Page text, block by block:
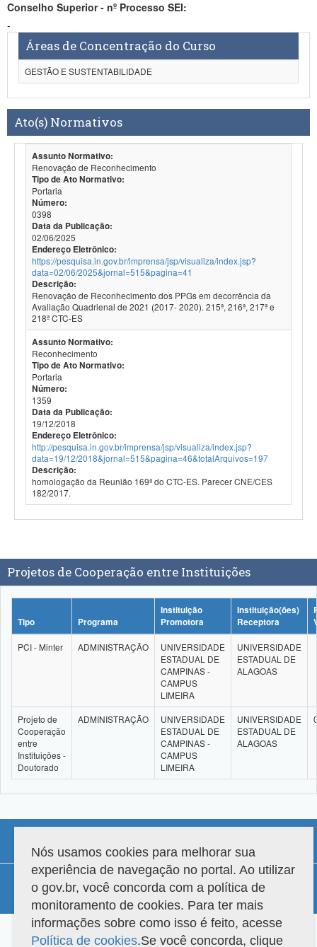
Conselho Superior - nº Processo SEI:
-
Áreas de Concentração do Curso
GESTÃO E SUSTENTABILIDADE
Ato(s) Normativos
Assunto Normativo:
Renovação de Reconhecimento
Tipo de Ato Normativo:
Portaria
Número:
0398
Data da Publicação:
02/06/2025
Endereço Eletrônico:
https://pesquisa.in.gov.br/imprensa/jsp/visualiza/index.jsp?
data=02/06/2025&jornal=515&pagina=41
Descrição:
Renovação de Reconhecimento dos PPGs em decorrência da
Avaliação Quadrienal de 2021 (2017- 2020). 215ª, 216ª, 217ª e
218ª CTC-ES
Assunto Normativo:
Reconhecimento
Tipo de Ato Normativo:
Portaria
Número:
1359
Data da Publicação:
19/12/2018
Endereço Eletrônico:
http://pesquisa.in.gov.br/imprensa/jsp/visualiza/index.jsp?
data=19/12/2018&jornal=515&pagina=46&totalArquivos=197
Descrição:
homologação da Reunião 169ª do CTC-ES. Parecer CNE/CES
182/2017.
Projetos de Cooperação entre Instituições
Tipo Programa
Instituição
Promotora
Instituição(ões)
Receptora
PCI - Minter ADMINISTRAÇÃO
UNIVERSIDADE
ESTADUAL DE
CAMPINAS -
CAMPUS
LIMEIRA
UNIVERSIDADE
ESTADUAL DE
ALAGOAS
Projeto de
Cooperação
entre
Instituições -
Doutorado
ADMINISTRAÇÃO
UNIVERSIDADE
ESTADUAL DE
CAMPINAS -
CAMPUS
LIMEIRA
UNIVERSIDADE
ESTADUAL DE
ALAGOAS
Compatibilidade
Versão do sistema: 3.88.9 Copyright 2022 Capes. Todos os direitos reservados.
Nós usamos cookies para melhorar sua
experiência de navegação no portal. Ao utilizar
o gov.br, você concorda com a política de
monitoramento de cookies. Para ter mais
informações sobre como isso é feito, acesse
Política de cookies.Se você concorda, clique